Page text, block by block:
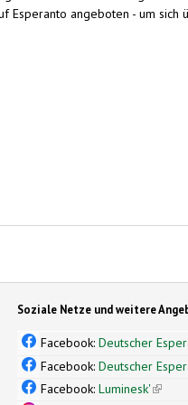
angeboten - um sich
Soziale Netze und weitere
Facebook:Deutscher
Facebook:Deutscher
Facebook:Luminesk'(link is